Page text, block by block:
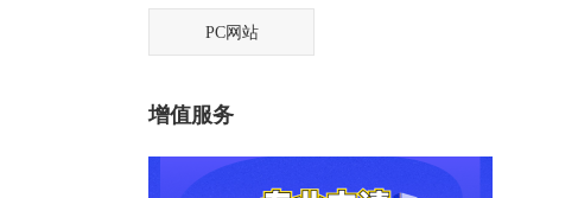
PC网站
增值服务